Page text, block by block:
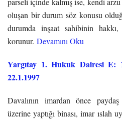
oluşan bir durum söz konusu
durumda inşaat sahibinin
korunur. Devamını Oku
Yargıtay 1. Hukuk Dairesi E:
22.1.1997
Davalının imardan önce
üzerine yaptığı binası, imar ıslah